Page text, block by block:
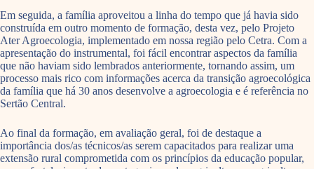
Em seguida, a família aproveitou a linha do tempo que já havia sido
construída em outro momento de formação, desta vez, pelo Projeto
Ater Agroecologia, implementado em nossa região pelo Cetra. Com a
apresentação do instrumental, foi fácil encontrar aspectos da família
que não haviam sido lembrados anteriormente, tornando assim, um
processo mais rico com informações acerca da transição agroecológica
da família que há 30 anos desenvolve a agroecologia e é referência no
Sertão Central.
Ao final da formação, em avaliação geral, foi de destaque a
importância dos/as técnicos/as serem capacitados para realizar uma
extensão rural comprometida com os princípios da educação popular,